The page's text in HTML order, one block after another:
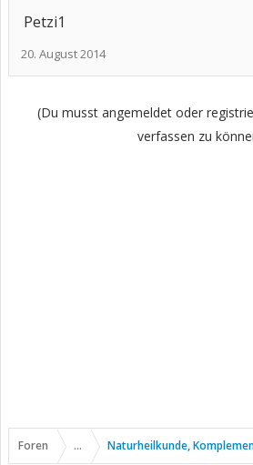
Petzi1
20. August 2014
(Du musst angemeldet oder
verfassen zu
Foren ... Naturheilkunde,